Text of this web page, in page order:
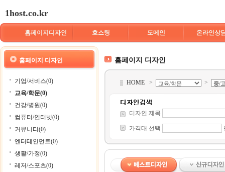
1host.co.kr
홈페이지디자인 호스팅 도메인 온라인상
홈페이지 디자인
기업/서비스(0)
교육/학문(0)
건강/병원(0)
컴퓨터/인터넷(0)
커뮤니티(0)
엔터테인먼트(0)
생활/가정(0)
레저/스포츠(0)
홈페이지 디자인
HOME > >
디자인 제목
가격대 선택